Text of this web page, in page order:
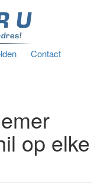
Contact
op elke